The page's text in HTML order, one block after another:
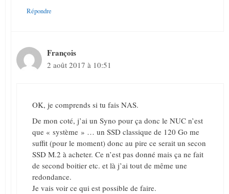
Répondre
François
2 août 2017 à 10:51
OK, je comprends si tu fais NAS.
De mon coté, j’ai un Syno pour ça donc le NUC n’est
que « système » … un SSD classique de 120 Go me
suffit (pour le moment) donc au pire ce serait un secon
SSD M.2 à acheter. Ce n’est pas donné mais ça ne fait
de second boitier etc. et là j’ai tout de même une
redondance.
Je vais voir ce qui est possible de faire.